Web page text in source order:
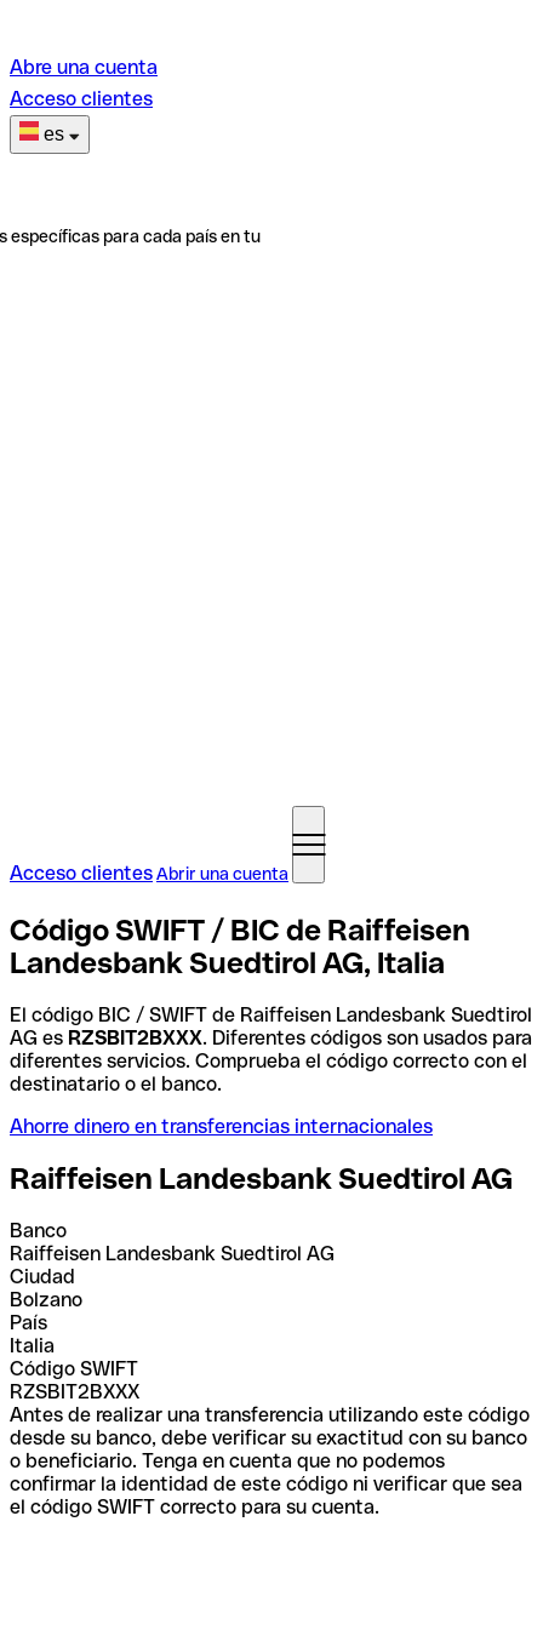
Abre una cuenta
Acceso clientes
es
específicas para cada país en tu
Acceso clientesAbrir una cuenta
Código SWIFT / BIC de Raiffeisen
Landesbank Suedtirol AG, Italia
El código BIC / SWIFT de Raiffeisen Landesbank Suedtirol
AG es RZSBIT2BXXX. Diferentes códigos son usados para
diferentes servicios. Comprueba el código correcto con el
destinatario o el banco.
Ahorre dinero en transferencias internacionales
Raiffeisen Landesbank Suedtirol AG
Banco
Raiffeisen Landesbank Suedtirol AG
Ciudad
Bolzano
País
Italia
Código SWIFT
RZSBIT2BXXX
Antes de realizar una transferencia utilizando este código
desde su banco, debe verificar su exactitud con su banco
o beneficiario. Tenga en cuenta que no podemos
confirmar la identidad de este código ni verificar que sea
el código SWIFT correcto para su cuenta.